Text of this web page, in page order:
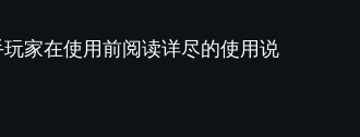
家在使用前阅读详尽的使用说